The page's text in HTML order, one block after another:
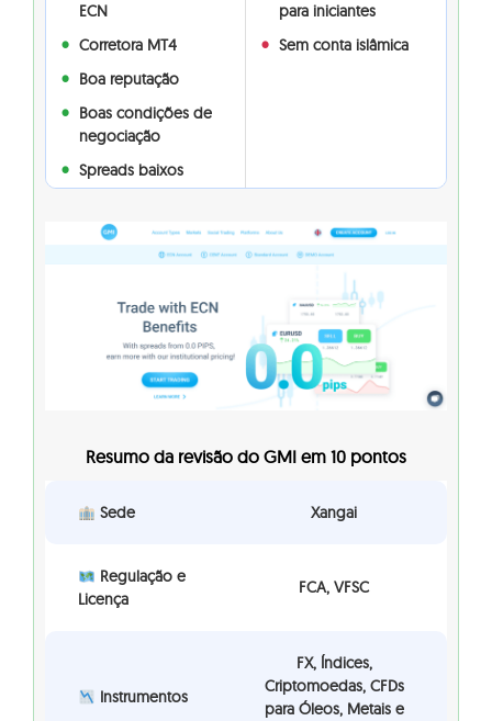
ECN
para iniciantes
Corretora MT4
Sem conta islâmica
Boa reputação
Boas condições de
negociação
Spreads baixos
Resumo da revisão do GMI em 10 pontos
Sede Xangai
Regulação e
Licença
FCA, VFSC
Instrumentos
FX, Índices,
Criptomoedas, CFDs
para Óleos, Metais e